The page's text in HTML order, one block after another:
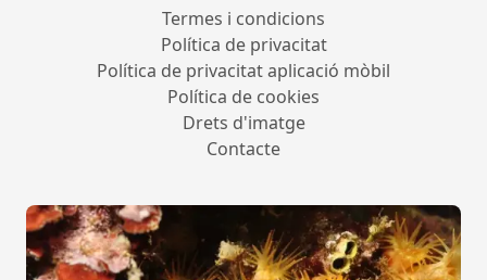
Termes i condicions
Política de privacitat
Política de privacitat aplicació mòbil
Política de cookies
Drets d'imatge
Contacte